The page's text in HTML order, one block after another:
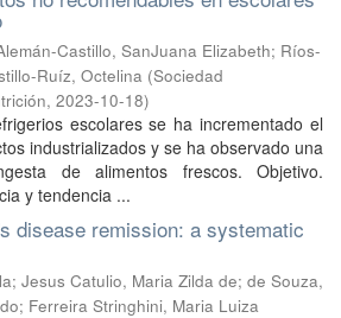
Castillo, SanJuana Elizabeth; Ríos-
Ruíz, Octelina (Sociedad
, 2023-10-18)
escolares se ha incrementado el
industrializados y se ha observado una
de alimentos frescos. Objetivo.
y tendencia ...
disease remission: a systematic
; Jesus Catulio, Maria Zilda de; de Souza,
; Ferreira Stringhini, Maria Luiza